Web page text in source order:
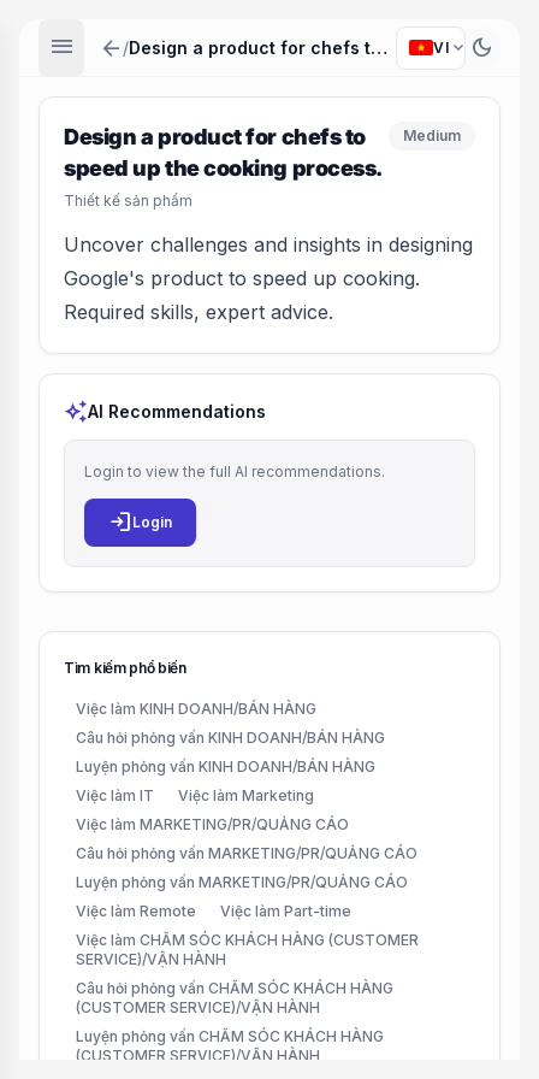
menu arrow_back / Design a product for chefs to speed up the cooking process. VI expand_more dark_mode
Design a product for chefs to
speed up the cooking process.
Thiết kế sản phẩm
Medium
Uncover challenges and insights in designing
Google's product to speed up cooking.
Required skills, expert advice.
auto_awesomeAI Recommendations
Login to view the full AI recommendations.
login Login
Tìm kiếm phổ biến
Việc làm KINH DOANH/BÁN HÀNG
Câu hỏi phỏng vấn KINH DOANH/BÁN HÀNG
Luyện phỏng vấn KINH DOANH/BÁN HÀNG
Việc làm IT
Việc làm Marketing
Việc làm MARKETING/PR/QUẢNG CÁO
Câu hỏi phỏng vấn MARKETING/PR/QUẢNG CÁO
Luyện phỏng vấn MARKETING/PR/QUẢNG CÁO
Việc làm Remote
Việc làm Part-time
Việc làm CHĂM SÓC KHÁCH HÀNG (CUSTOMER
SERVICE)/VẬN HÀNH
Câu hỏi phỏng vấn CHĂM SÓC KHÁCH HÀNG
(CUSTOMER SERVICE)/VẬN HÀNH
Luyện phỏng vấn CHĂM SÓC KHÁCH HÀNG
(CUSTOMER SERVICE)/VẬN HÀNH